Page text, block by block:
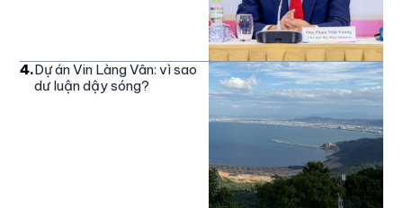
4.Dự án Vin Làng Vân: vì sao
dư luận dậy sóng?